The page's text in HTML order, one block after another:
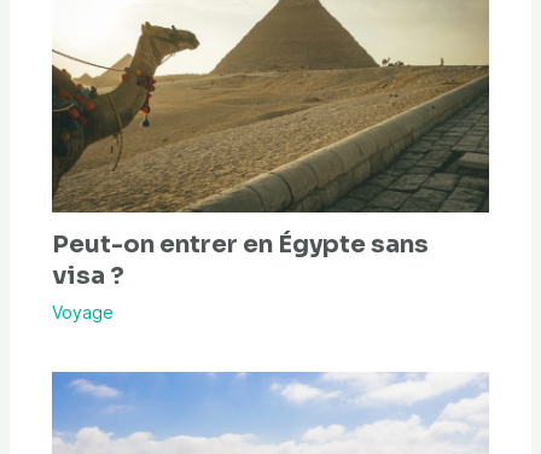
Peut-on entrer en Égypte sans
visa ?
Voyage